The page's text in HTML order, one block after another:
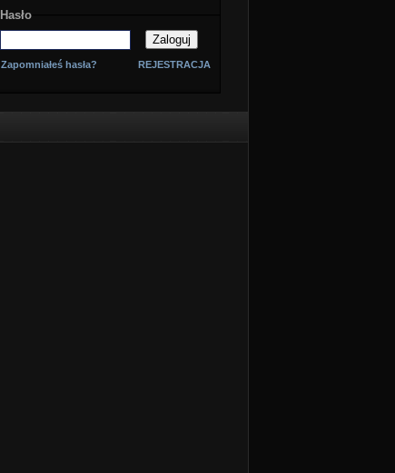
Hasło
Zapomniałeś hasła? REJESTRACJA